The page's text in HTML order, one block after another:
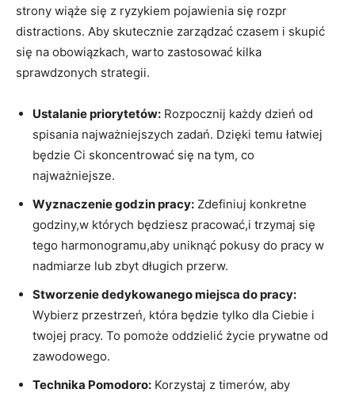
strony wiąże się‍ z ryzykiem pojawienia się rozpr
distractions.⁤ Aby​ skutecznie zarządzać czasem i skupić
się na obowiązkach, warto zastosować kilka
sprawdzonych strategii.
Ustalanie priorytetów: ‍Rozpocznij każdy dzień od
spisania najważniejszych​ zadań. Dzięki ⁤temu łatwiej⁣
będzie Ci​ skoncentrować ⁤się⁢ na‌ tym, co
najważniejsze.
Wyznaczenie godzin ‍pracy: Zdefiniuj ⁣konkretne
godziny,w których będziesz pracować,i trzymaj się
⁤tego harmonogramu,aby uniknąć ⁢pokusy do pracy w
⁤nadmiarze lub⁤ zbyt⁢ długich⁣ przerw.
Stworzenie dedykowanego miejsca⁢ do pracy:
Wybierz przestrzeń, która będzie tylko dla Ciebie i
twojej‍ pracy. To ​pomoże oddzielić życie prywatne ‍od​
zawodowego.
Technika Pomodoro: Korzystaj z timerów, aby